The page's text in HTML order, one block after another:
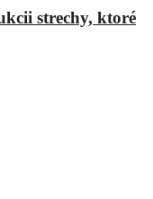
strechy, ktoré